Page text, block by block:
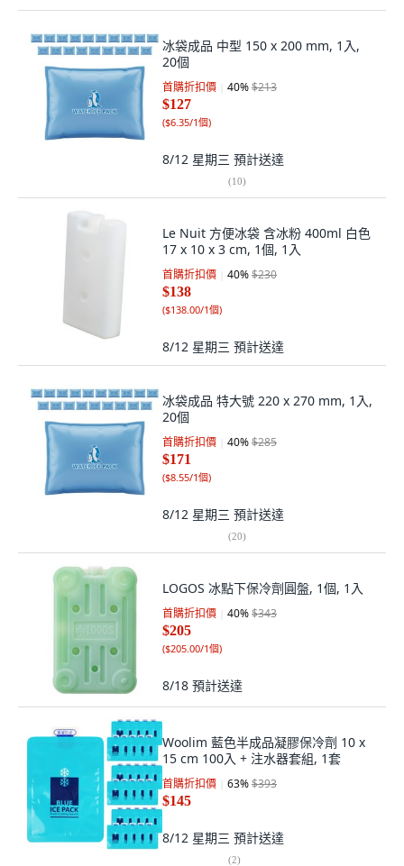
冰袋成品 中型 150 x 200 mm, 1入,
20個
首購折扣價 40%$213
$127
($6.35/1個)
8/12 星期三 預計送達
(10)
Le Nuit 方便冰袋 含冰粉 400ml 白色
17 x 10 x 3 cm, 1個, 1入
首購折扣價 40%$230
$138
($138.00/1個)
8/12 星期三 預計送達
冰袋成品 特大號 220 x 270 mm, 1入,
20個
首購折扣價 40%$285
$171
($8.55/1個)
8/12 星期三 預計送達
(20)
LOGOS 冰點下保冷劑圓盤, 1個, 1入
首購折扣價 40%$343
$205
($205.00/1個)
8/18 預計送達
Woolim 藍色半成品凝膠保冷劑 10 x
15 cm 100入 + 注水器套組, 1套
首購折扣價 63%$393
$145
8/12 星期三 預計送達
(2)